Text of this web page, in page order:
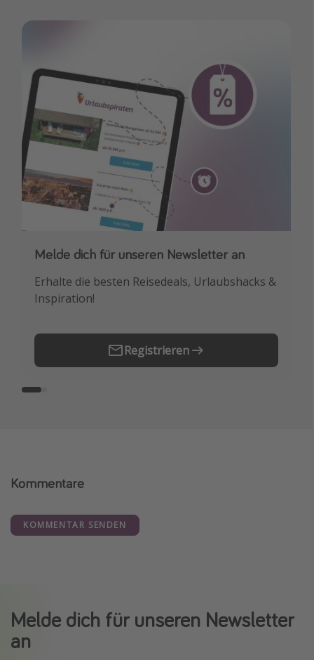
Melde dich für unseren Newsletter an
Erhalte die besten Reisedeals, Urlaubshacks &
Inspiration!
Registrieren
Downloade unsere App
Buche die besten Reiseschnäppchen als
Erstes.
Kommentare
KOMMENTAR SENDEN
Melde dich für unseren Newsletter
an